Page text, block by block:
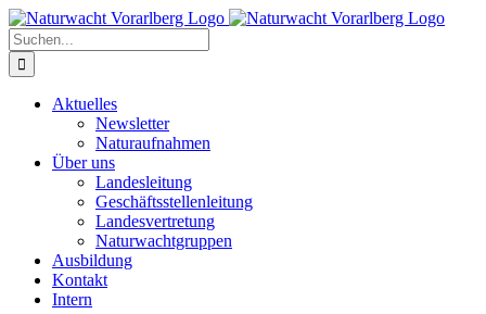
Zum
Inhalt
springen
Suche
nach:
Aktuelles
Newsletter
Naturaufnahmen
Über uns
Landesleitung
Geschäftsstellenleitung
Landesvertretung
Naturwachtgruppen
Ausbildung
Kontakt
Intern